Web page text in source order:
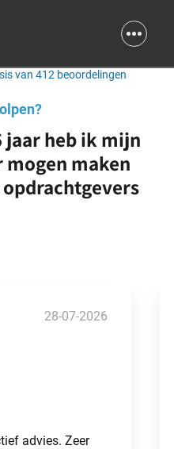
jaar heb ik mijn
maken
van 412 beoordelingen
28-07-2026
advies. Zeer